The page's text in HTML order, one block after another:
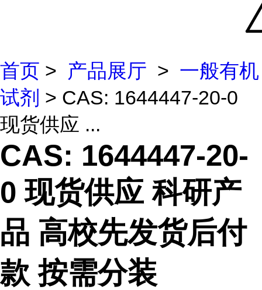
首页 > 产品展厅 > 一般有机
试剂 > CAS: 1644447-20-0
现货供应 ...
CAS: 1644447-20-
0 现货供应 科研产
品 高校先发货后付
款 按需分装